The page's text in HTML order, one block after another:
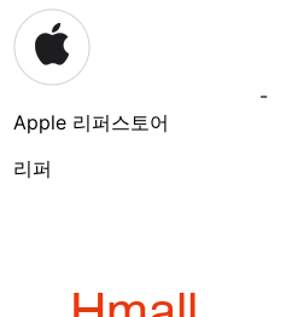
Apple 리퍼스토어
리퍼
-